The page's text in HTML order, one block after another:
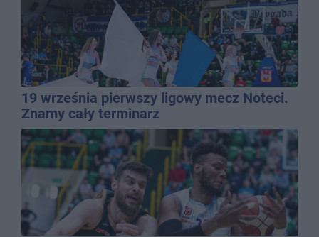
19 września pierwszy ligowy mecz Noteci.
Znamy cały terminarz